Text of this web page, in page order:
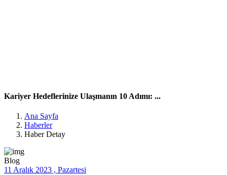
Kariyer Hedeflerinize Ulaşmanın 10 Adımı: ...
Ana Sayfa
Haberler
Haber Detay
Blog
11 Aralık 2023 , Pazartesi